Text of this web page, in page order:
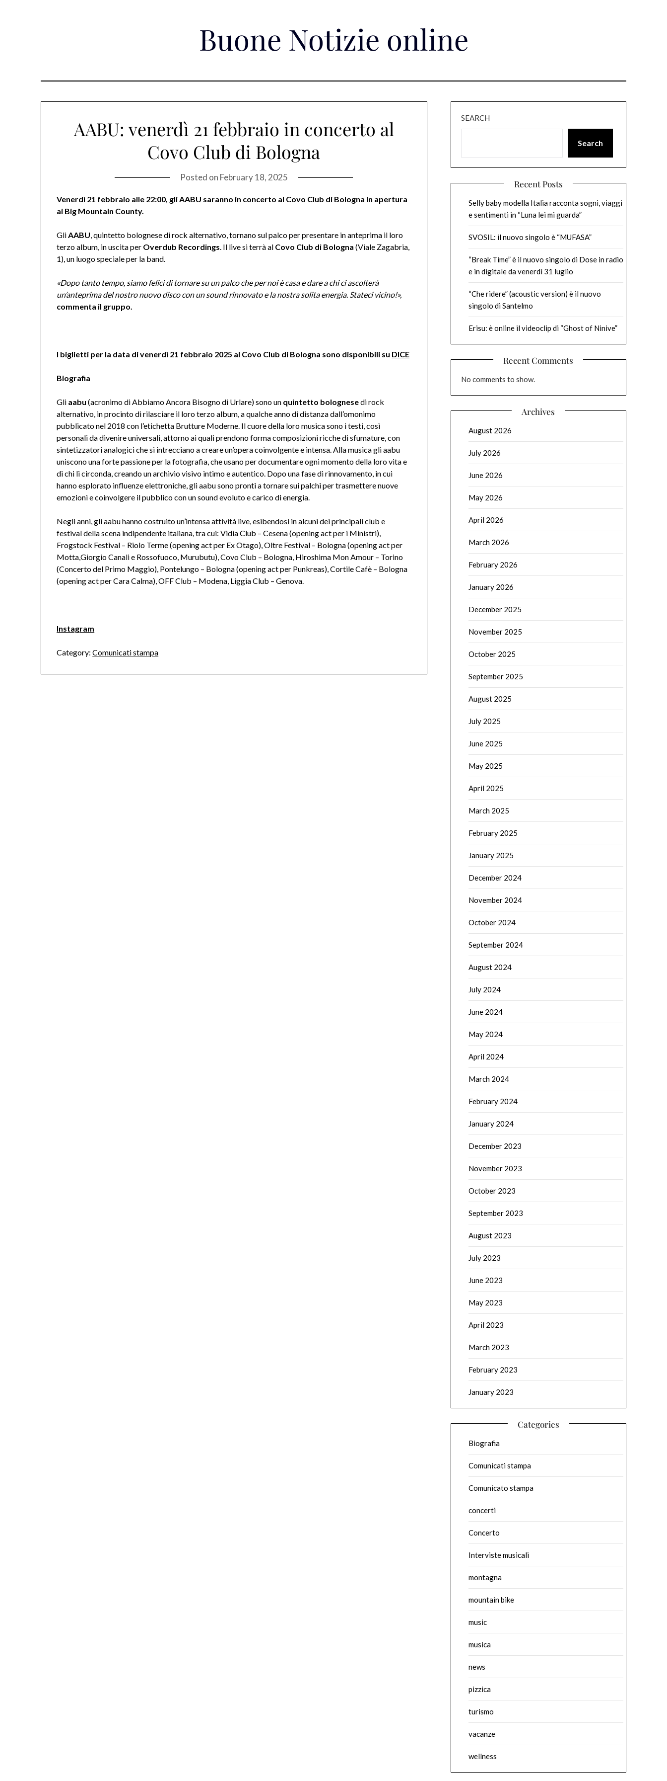
Buone Notizie online
AABU: venerdì 21 febbraio in concerto al
Covo Club di Bologna
Posted on February 18, 2025
Venerdì 21 febbraio alle 22:00, gli AABU saranno in concerto al Covo Club di Bologna in apertura
ai Big Mountain County.
GliAABU, quintetto bolognese di rock alternativo, tornano sul palco per presentare in anteprima il loro
terzo album, in uscita per Overdub Recordings. Il live si terrà al Covo Club di Bologna (Viale Zagabria,
1), un luogo speciale per la band.
«Dopotanto tempo, siamo felici di tornare su un palco che per noi è casa e dare a chi ci ascolterà
un’anteprima del nostro nuovo disco con un sound rinnovato e la nostra solita energia. Stateci vicino!»,
commenta il gruppo.
I biglietti per la data di venerdì 21 febbraio 2025 al Covo Club di Bologna sono disponibili su DICE
Biografia
Gli aabu (acronimo di Abbiamo Ancora Bisogno di Urlare) sono un quintetto bolognesedi rock
alternativo, in procinto di rilasciare il loro terzo album, a qualche anno di distanza dall’omonimo
pubblicato nel 2018 con l’etichetta Brutture Moderne. Il cuore della loro musica sono i testi, così
personali da divenire universali, attorno ai quali prendono forma composizioni ricche di sfumature, con
sintetizzatori analogici che si intrecciano a creare un’opera coinvolgente e intensa. Alla musica gli aabu
uniscono una forte passione per la fotografia, che usano per documentare ogni momento della loro vita e
di chi li circonda, creando un archivio visivo intimo e autentico. Dopo una fase di rinnovamento, in cui
hanno esplorato influenze elettroniche, gli aabu sono pronti a tornare sui palchi per trasmettere nuove
emozioni e coinvolgere il pubblico con un sound evoluto e carico di energia.
Negli anni, gli aabu hanno costruito un’intensa attività live, esibendosi in alcuni dei principali club e
festival della scena indipendente italiana, tra cui: Vidia Club – Cesena (opening act per i Ministri),
Frogstock Festival – Riolo Terme (opening act per Ex Otago), Oltre Festival – Bologna (opening act per
Motta,Giorgio Canali e Rossofuoco, Murubutu), Covo Club – Bologna, Hiroshima Mon Amour – Torino
(Concerto del Primo Maggio), Pontelungo – Bologna (opening act per Punkreas), Cortile Cafè – Bologna
(opening act per Cara Calma), OFF Club – Modena, Liggia Club – Genova.
Instagram
Category: Comunicati stampa
SEARCH
Search
Recent Posts
Selly baby modella Italia racconta sogni, viaggi
e sentimenti in “Luna lei mi guarda”
SVOSIL: il nuovo singolo è “MUFASA”
“Break Time” è il nuovo singolo di Dose in radio
e in digitale da venerdì 31 luglio
“Che ridere” (acoustic version) è il nuovo
singolo di Santelmo
Erisu: è online il videoclip di “Ghost of Ninive”
Recent Comments
No comments to show.
Archives
August 2026
July 2026
June 2026
May 2026
April 2026
March 2026
February 2026
January 2026
December 2025
November 2025
October 2025
September 2025
August 2025
July 2025
June 2025
May 2025
April 2025
March 2025
February 2025
January 2025
December 2024
November 2024
October 2024
September 2024
August 2024
July 2024
June 2024
May 2024
April 2024
March 2024
February 2024
January 2024
December 2023
November 2023
October 2023
September 2023
August 2023
July 2023
June 2023
May 2023
April 2023
March 2023
February 2023
January 2023
Categories
Biografia
Comunicati stampa
Comunicato stampa
concerti
Concerto
Interviste musicali
montagna
mountain bike
music
musica
news
pizzica
turismo
vacanze
wellness